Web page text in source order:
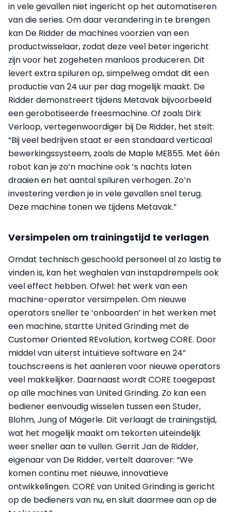
in vele gevallen niet ingericht op het automatiseren
van die series. Om daar verandering in te brengen
kan De Ridder de machines voorzien van een
productwisselaar, zodat deze veel beter ingericht
zijn voor het zogeheten manloos produceren. Dit
levert extra spiluren op, simpelweg omdat dit een
productie van 24 uur per dag mogelijk maakt. De
Ridder demonstreert tijdens Metavak bijvoorbeeld
een gerobotiseerde freesmachine. Of zoals Dirk
Verloop, vertegenwoordiger bij De Ridder, het stelt:
“Bij veel bedrijven staat er een standaard verticaal
bewerkingssysteem, zoals de Maple ME855. Met één
robot kan je zo’n machine ook ’s nachts laten
draaien en het aantal spiluren verhogen. Zo’n
investering verdien je in vele gevallen snel terug.
Deze machine tonen we tijdens Metavak.”
Versimpelen om trainingstijd te verlagen
Omdat technisch geschoold personeel al zo lastig te
vinden is, kan het weghalen van instapdrempels ook
veel effect hebben. Ofwel: het werk van een
machine-operator versimpelen. Om nieuwe
operators sneller te ‘onboarden’ in het werken met
een machine, startte United Grinding met de
Customer Oriented REvolution, kortweg CORE. Door
middel van uiterst intuïtieve software en 24”
touchscreens is het aanleren voor nieuwe operators
veel makkelijker. Daarnaast wordt CORE toegepast
op alle machines van United Grinding. Zo kan een
bediener eenvoudig wisselen tussen een Studer,
Blohm, Jung of Mägerle. Dit verlaagt de trainingstijd,
wat het mogelijk maakt om tekorten uiteindelijk
weer sneller aan te vullen. Gerrit Jan de Ridder,
eigenaar van De Ridder, vertelt daarover: “We
komen continu met nieuwe, innovatieve
ontwikkelingen. CORE van United Grinding is gericht
op de bedieners van nu, en sluit daarmee aan op de